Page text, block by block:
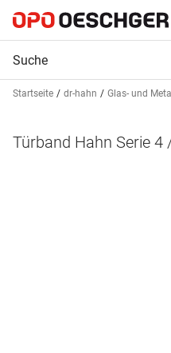
Startseite dr-hahn Glas- und
Türband Hahn Serie 4